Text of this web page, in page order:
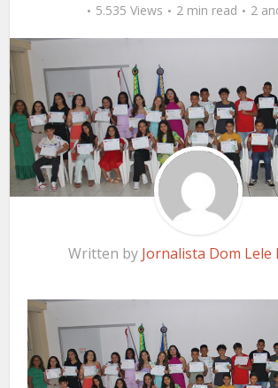
5.535 Views
2 min read 2
Written by Jornalista Dom Lele